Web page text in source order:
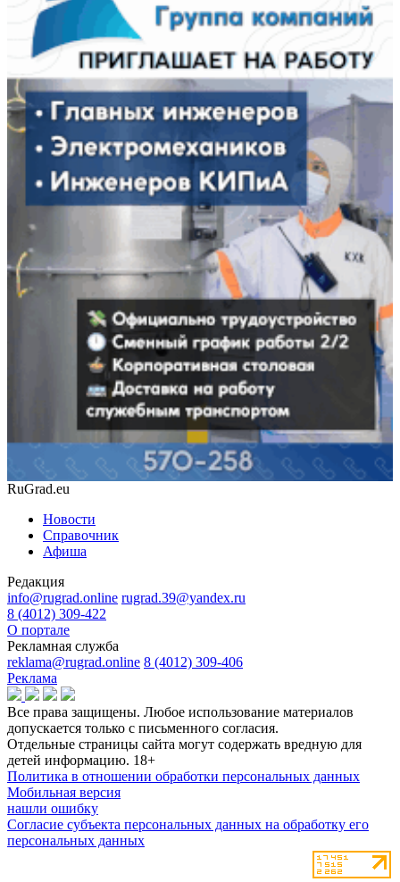
RuGrad.eu
Новости
Справочник
Афиша
Редакция
info@rugrad.online rugrad.39@yandex.ru
8 (4012) 309-422
О портале
Рекламная служба
reklama@rugrad.online 8 (4012) 309-406
Реклама
Все права защищены. Любое использование материалов
допускается только с письменного согласия.
Отдельные страницы сайта могут содержать вредную для
детей информацию. 18+
Политика в отношении обработки персональных данных
Мобильная версия
нашли ошибку
Согласие субъекта персональных данных на обработку его
персональных данных